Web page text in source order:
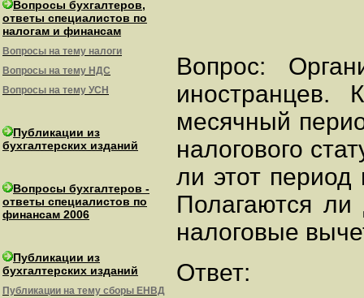
Вопросы бухгалтеров,
ответы специалистов по
налогам и финансам
Вопросы на тему налоги
Вопросы на тему НДС
Вопросы на тему УСН
Публикации из
бухгалтерских изданий
Вопросы бухгалтеров -
ответы специалистов по
финансам 2006
Публикации из
бухгалтерских изданий
Публикации на тему сборы ЕНВД
Вопрос:
иностранцев.
месячный
налогового
ли этот
Полагаются
налоговые
Ответ: